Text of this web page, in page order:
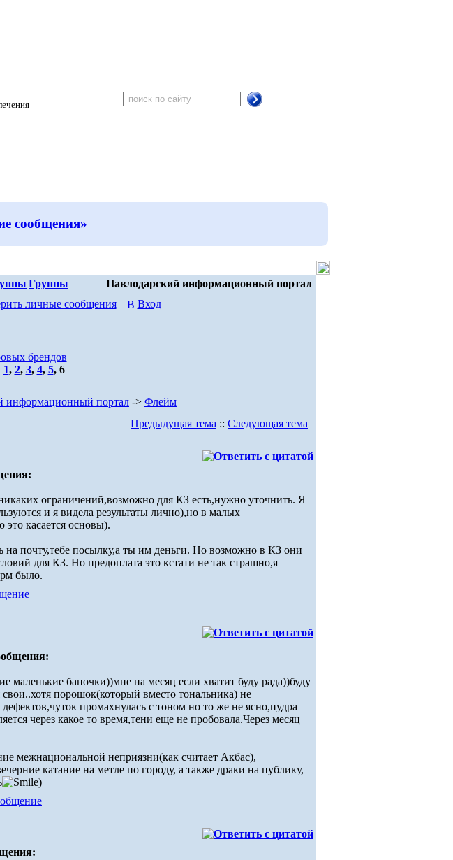
сообщения»
Группы
Павлодарский информационный портал
личные сообщения
Вход
брендов
1, 2, 3, 4, 5, 6
информационный портал -> Флейм
Предыдущая тема :: Следующая тема
ограничений,возможно для КЗ есть,нужно уточнить. Я
и я видела результаты лично),но в малых
это касается основы).
на почту,тебе посылку,а ты им деньги. Но возможно в КЗ они
для КЗ. Но предоплата это кстати не так страшно,я
было.
маленькие баночки))мне на месяц если хватит буду рада))буду
порошок(который вместо тональника) не
промахнулась с тоном но то же не ясно,пудра
через какое то время,тени еще не пробовала.Через месяц
межнациональной неприязни(как считает Акбас),
катание на метле по городу, а также драки на публику,
)